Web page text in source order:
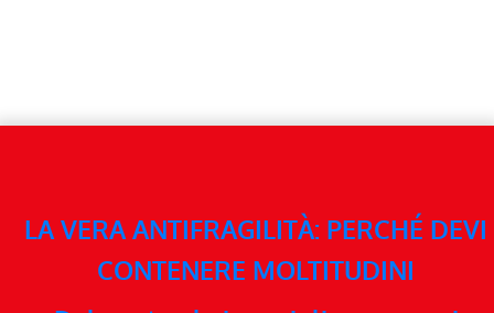
LA VERA ANTIFRAGILITÀ: PERCHÉ DEVI
CONTENERE MOLTITUDINI